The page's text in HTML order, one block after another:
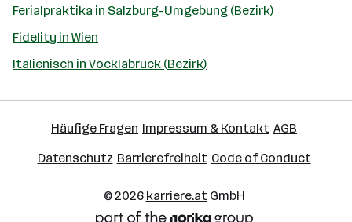
Ferialpraktika in Salzburg-Umgebung (Bezirk)
Fidelity in Wien
Italienisch in Vöcklabruck (Bezirk)
Häufige Fragen Impressum & Kontakt AGB
Datenschutz Barrierefreiheit Code of Conduct
© 2026 karriere.atGmbH